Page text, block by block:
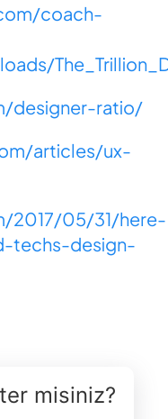
coach-
designer-ratio/
articles/ux-
2017/05/31/here-
techs-design-
misiniz?